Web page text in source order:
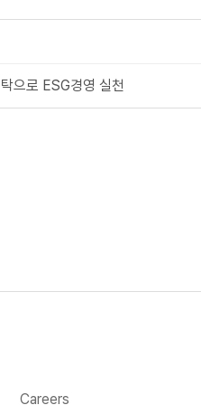
으로 ESG경영 실천
Careers